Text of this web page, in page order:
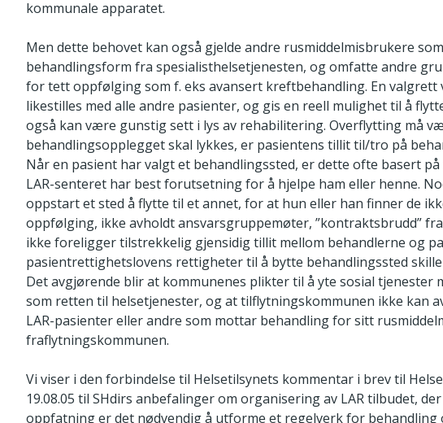
kommunale apparatet.
Men dette behovet kan også gjelde andre rusmiddelmisbrukere
behandlingsform fra spesialisthelsetjenesten, og omfatte andre
for tett oppfølging som f. eks avansert kreftbehandling. En valgrett
likestilles med alle andre pasienter, og gis en reell mulighet til å
også kan være gunstig sett i lys av rehabilitering. Overflytting må
behandlingsopplegget skal lykkes, er pasientens tillit til/tro på
Når en pasient har valgt et behandlingssted, er dette ofte basert
LAR-senteret har best forutsetning for å hjelpe ham eller henne.
oppstart et sted å flytte til et annet, for at hun eller han finner de
oppfølging, ikke avholdt ansvarsgruppemøter, ”kontraktsbrudd”
ikke foreligger tilstrekkelig gjensidig tillit mellom behandlerne og
pasientrettighetslovens rettigheter til å bytte behandlingssted
Det avgjørende blir at kommunenes plikter til å yte sosial tjenester
som retten til helsetjenester, og at tilflytningskommunen ikke kan
LAR-pasienter eller andre som mottar behandling for sitt
fraflytningskommunen.
Vi viser i den forbindelse til Helsetilsynets kommentar i brev til
19.08.05 til SHdirs anbefalinger om organisering av LAR tilbudet,
oppfatning er det nødvendig å utforme et regelverk for